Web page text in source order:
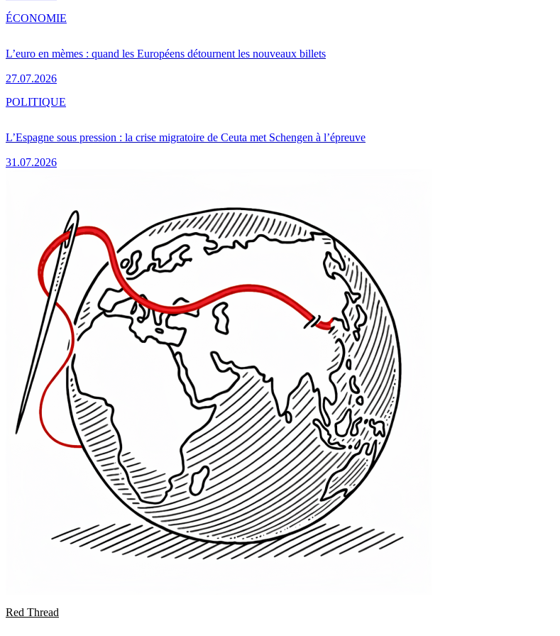
L’euro en mèmes : quand les Européens détournent les nouveaux billets
27.07.2026
ÉCONOMIE
L’Espagne sous pression : la crise migratoire de Ceuta met Schengen à l’épreuve
31.07.2026
POLITIQUE
Red Thread